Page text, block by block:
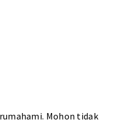
Mohon tidak